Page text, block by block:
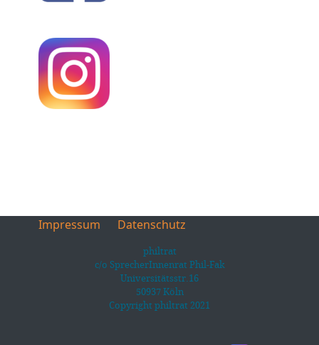
Impressum Datenschutz
philtrat
c/o SprecherInnenrat Phil-Fak
Universitätsstr.16
50937 Köln
Copyright philtrat 2021